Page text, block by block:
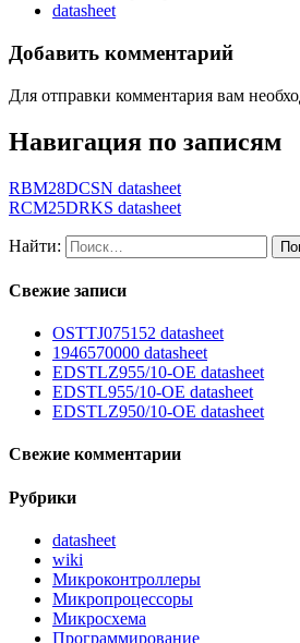
datasheet
Добавить комментарий
Для отправки комментария вам
Навигация по записям
RBM28DCSN datasheet
RCM25DRKS datasheet
Найти:
Свежие записи
OSTTJ075152 datasheet
1946570000 datasheet
EDSTLZ955/10-OE datasheet
EDSTL955/10-OE datasheet
EDSTLZ950/10-OE datasheet
Свежие комментарии
Рубрики
datasheet
wiki
Микроконтроллеры
Микропроцессоры
Микросхема
Программирование